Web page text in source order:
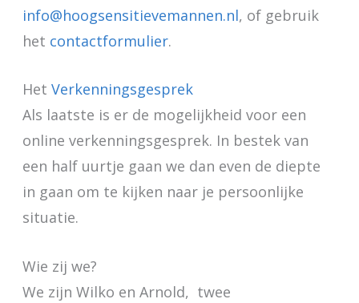
info@hoogsensitievemannen.nl, of gebruik
het contactformulier.
Het Verkenningsgesprek
Als laatste is er de mogelijkheid voor een
online verkenningsgesprek. In bestek van
een half uurtje gaan we dan even de diepte
in gaan om te kijken naar je persoonlijke
situatie.
Wie zij we?
We zijn Wilko en Arnold, twee